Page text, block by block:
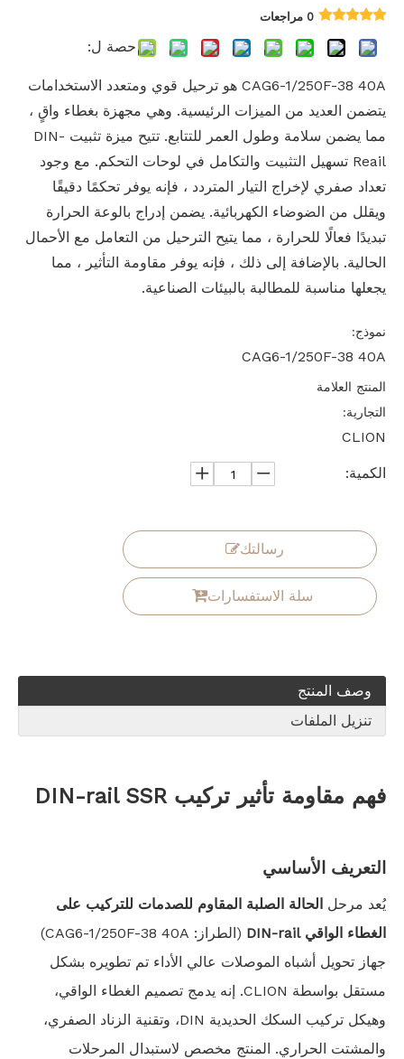
0 مراجعات
حصة ل:
CAG6-1/250F-38 40A هو ترحيل قوي ومتعدد الاستخدامات
يتضمن العديد من الميزات الرئيسية. وهي مجهزة بغطاء واقٍ ،
مما يضمن سلامة وطول العمر للتتابع. تتيح ميزة تثبيت DIN-
Reail تسهيل التثبيت والتكامل في لوحات التحكم. مع وجود
تعداد صفري لإخراج التيار المتردد ، فإنه يوفر تحكمًا دقيقًا
ويقلل من الضوضاء الكهربائية. يضمن إدراج بالوعة الحرارة
تبديدًا فعالًا للحرارة ، مما يتيح الترحيل من التعامل مع الأحمال
الحالية. بالإضافة إلى ذلك ، فإنه يوفر مقاومة التأثير ، مما
يجعلها مناسبة للمطالبة بالبيئات الصناعية.
نموذج:
CAG6-1/250F-38 40A
المنتج العلامة
التجارية:
CLION
الكمية:
رسالتك
سلة الاستفسارات
وصف المنتج
تنزيل الملفات
فهم مقاومة تأثير تركيب DIN-rail SSR
التعريف الأساسي
يُعد مرحل الحالة الصلبة المقاوم للصدمات للتركيب على
الغطاء الواقي DIN-rail
(الطراز: CAG6-1/250F-38 40A)
جهاز تحويل أشباه الموصلات عالي الأداء تم تطويره بشكل
مستقل بواسطة CLION. إنه يدمج تصميم الغطاء الواقي،
وهيكل تركيب السكك الحديدية DIN، وتقنية الزناد الصفري،
والمشتت الحراري. المنتج مخصص لاستبدال المرحلات